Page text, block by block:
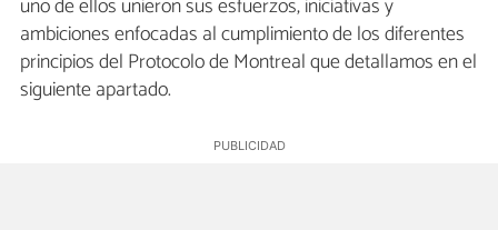
ambiciones enfocadas al cumplimiento de los diferentes
principios del Protocolo de Montreal que detallamos en el
siguiente apartado.